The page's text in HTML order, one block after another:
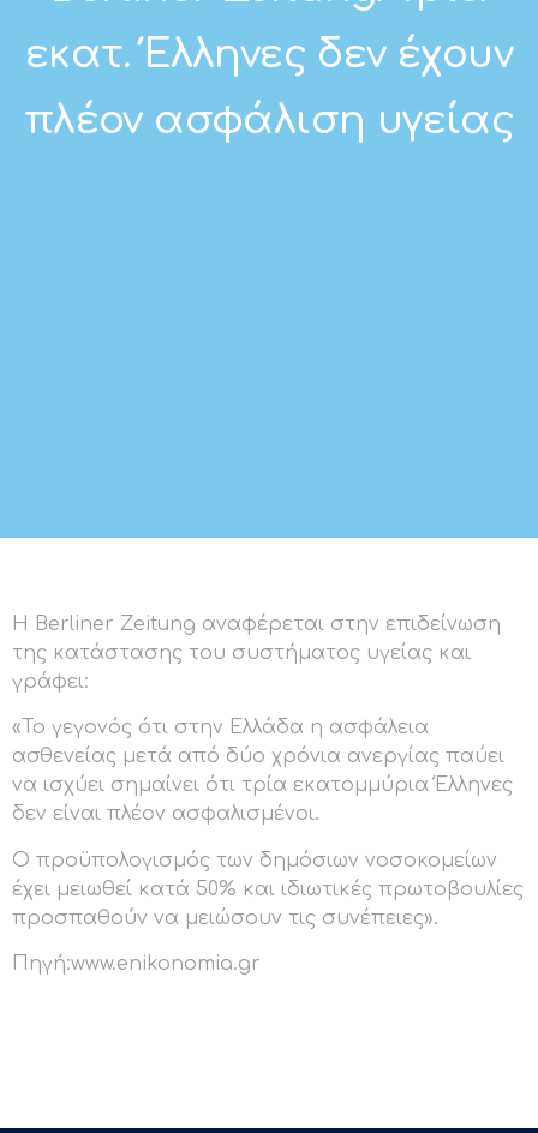
εκατ. Έλληνες δεν έχουν
πλέον ασφάλιση υγείας
Η Berliner Zeitung αναφέρεται στην επιδείνωση
της κατάστασης του συστήματος υγείας και
γράφει:
«Το γεγονός ότι στην Ελλάδα η ασφάλεια
ασθενείας μετά από δύο χρόνια ανεργίας παύει
να ισχύει σημαίνει ότι τρία εκατομμύρια Έλληνες
δεν είναι πλέον ασφαλισμένοι.
Ο προϋπολογισμός των δημόσιων νοσοκομείων
έχει μειωθεί κατά 50% και ιδιωτικές πρωτοβουλίες
προσπαθούν να μειώσουν τις συνέπειες».
Πηγή:www.enikonomia.gr